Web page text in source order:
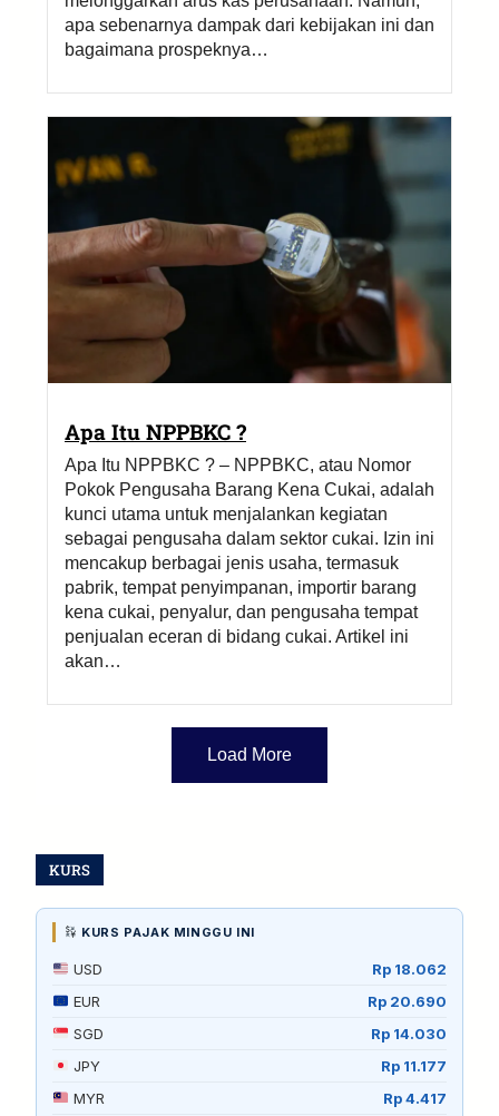
apa sebenarnya dampak dari kebijakan ini dan
bagaimana prospeknya…
Apa Itu NPPBKC ?
Apa Itu NPPBKC ? – NPPBKC, atau Nomor
Pokok Pengusaha Barang Kena Cukai, adalah
kunci utama untuk menjalankan kegiatan
sebagai pengusaha dalam sektor cukai. Izin ini
mencakup berbagai jenis usaha, termasuk
pabrik, tempat penyimpanan, importir barang
kena cukai, penyalur, dan pengusaha tempat
penjualan eceran di bidang cukai. Artikel ini
akan…
Load More
KURS
KURS PAJAK MINGGU INI
USD
Rp 18.062
EUR
Rp 20.690
SGD
Rp 14.030
JPY
Rp 11.177
MYR
Rp 4.417